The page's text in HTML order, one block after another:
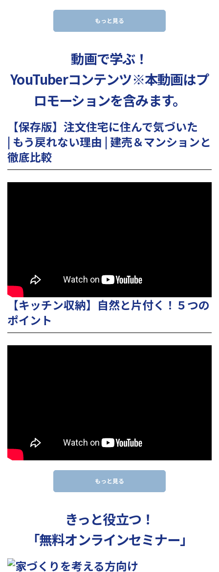
もっと見る
動画で学ぶ！
YouTuberコンテンツ※本動画はプ
ロモーションを含みます。
【保存版】注文住宅に住んで気づいた
| もう戻れない理由 | 建売＆マンションと
徹底比較
【キッチン収納】自然と片付く！５つの
ポイント
もっと見る
きっと役立つ！
「無料オンラインセミナー」